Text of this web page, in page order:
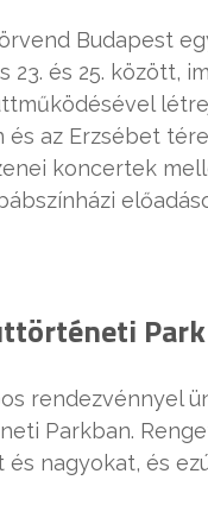
Budapest
23. és 25. között,
és az Erzsébet
koncertek
rendezvénnyel
Parkban.
nagyokat, és